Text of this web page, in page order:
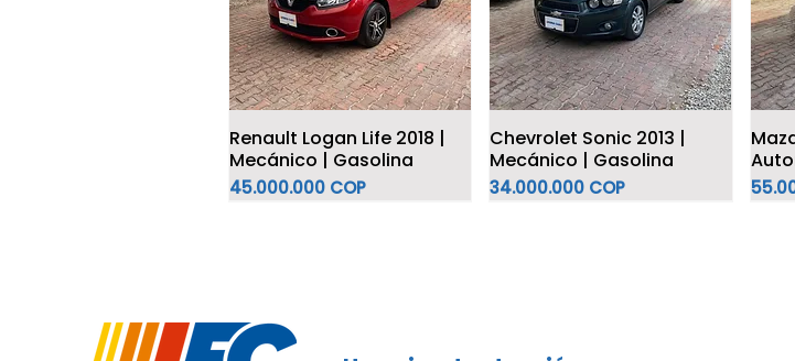
Renault Logan Life 2018 |
Mecánico | Gasolina
Precio
45.000.000 COP
Chevrolet Sonic 2013 |
Mecánico | Gasolina
Precio
34.000.000 COP